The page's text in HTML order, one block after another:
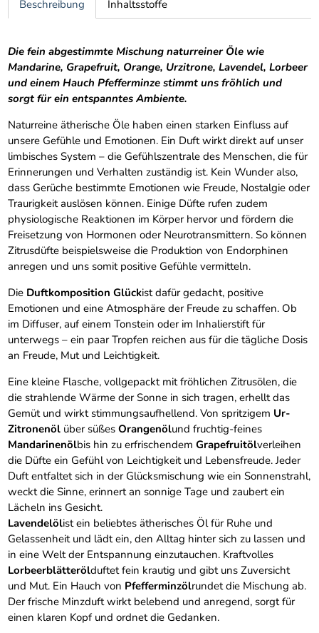
Beschreibung Inhaltsstoffe
Die fein abgestimmte Mischung naturreiner Öle wie
Mandarine, Grapefruit, Orange, Urzitrone, Lavendel, Lorbeer
und einem Hauch Pfefferminze stimmt uns fröhlich und
sorgt für ein entspanntes Ambiente.
Naturreine ätherische Öle haben einen starken Einfluss auf
unsere Gefühle und Emotionen. Ein Duft wirkt direkt auf unser
limbisches System – die Gefühlszentrale des Menschen, die für
Erinnerungen und Verhalten zuständig ist. Kein Wunder also,
dass Gerüche bestimmte Emotionen wie Freude, Nostalgie oder
Traurigkeit auslösen können. Einige Düfte rufen zudem
physiologische Reaktionen im Körper hervor und fördern die
Freisetzung von Hormonen oder Neurotransmittern. So können
Zitrusdüfte beispielsweise die Produktion von Endorphinen
anregen und uns somit positive Gefühle vermitteln.
Die Duftkomposition Glückist dafür gedacht, positive
Emotionen und eine Atmosphäre der Freude zu schaffen. Ob
im Diffuser, auf einem Tonstein oder im Inhalierstift für
unterwegs – ein paar Tropfen reichen aus für die tägliche Dosis
an Freude, Mut und Leichtigkeit.
Eine kleine Flasche, vollgepackt mit fröhlichen Zitrusölen, die
die strahlende Wärme der Sonne in sich tragen, erhellt das
Gemüt und wirkt stimmungsaufhellend. Von spritzigem Ur-
Zitronenöl über süßesOrangenölund fruchtig-feines
Mandarinenölbis hin zu erfrischendemGrapefruitölverleihen
die Düfte ein Gefühl von Leichtigkeit und Lebensfreude. Jeder
Duft entfaltet sich in der Glücksmischung wie ein Sonnenstrahl,
weckt die Sinne, erinnert an sonnige Tage und zaubert ein
Lächeln ins Gesicht.
Lavendelölist ein beliebtes ätherisches Öl für Ruhe und
Gelassenheit und lädt ein, den Alltag hinter sich zu lassen und
in eine Welt der Entspannung einzutauchen. Kraftvolles
Lorbeerblätterölduftet fein krautig und gibt uns Zuversicht
und Mut. Ein Hauch von Pfefferminzölrundet die Mischung ab.
Der frische Minzduft wirkt belebend und anregend, sorgt für
einen klaren Kopf und ordnet die Gedanken.